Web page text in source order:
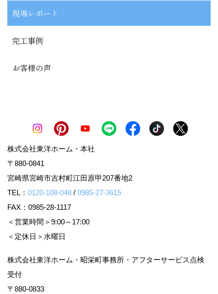
現場レポート
完工事例
お客様の声
株式会社東洋ホーム・本社
〒880-0841
宮崎県宮崎市吉村町江田原甲207番地2
TEL： 0120-108-048 / 0985-27-3615
FAX：0985-28-1117
＜営業時間＞9:00～17:00
＜定休日＞水曜日
株式会社東洋ホーム・昭栄町事務所・アフターサービス点検
受付
〒880-0833